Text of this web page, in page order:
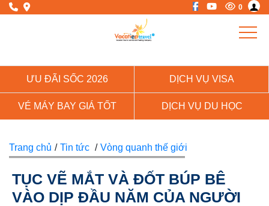
0
ƯU ĐÃI SỐC 2026 DỊCH VỤ VISA
VÉ MÁY BAY GIÁ TỐT DỊCH VỤ DU HỌC
Trang chủ / Tin tức / Vòng quanh thế giới
TỤC VẼ MẮT VÀ ĐỐT BÚP BÊ
VÀO DỊP ĐẦU NĂM CỦA NGƯỜI